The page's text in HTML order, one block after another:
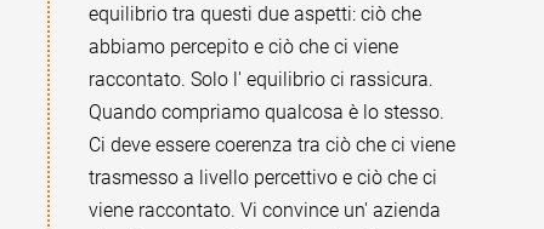
equilibrio tra questi due aspetti: ciò che
abbiamo percepito e ciò che ci viene
raccontato. Solo l' equilibrio ci rassicura.
Quando compriamo qualcosa è lo stesso.
Ci deve essere coerenza tra ciò che ci viene
trasmesso a livello percettivo e ciò che ci
viene raccontato. Vi convince un' azienda